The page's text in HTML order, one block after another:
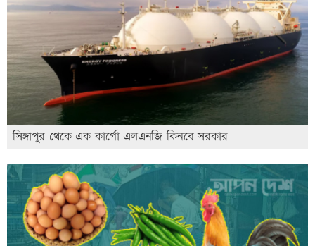
সিঙ্গাপুর থেকে এক কার্গো এলএনজি কিনবে সরকার